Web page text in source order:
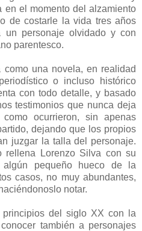
el momento del alzamiento
de costarle la vida tres años
un personaje olvidado y con
parentesco.
una novela, en realidad
o incluso histórico
con todo detalle, y basado
testimonios que nunca deja
ocurrieron, sin apenas
dejando que los propios
juzgar la talla del personaje.
rellena Lorenzo Silva con su
pequeño hueco de la
casos, no muy abundantes,
notar.
del siglo XX con la
también a personajes